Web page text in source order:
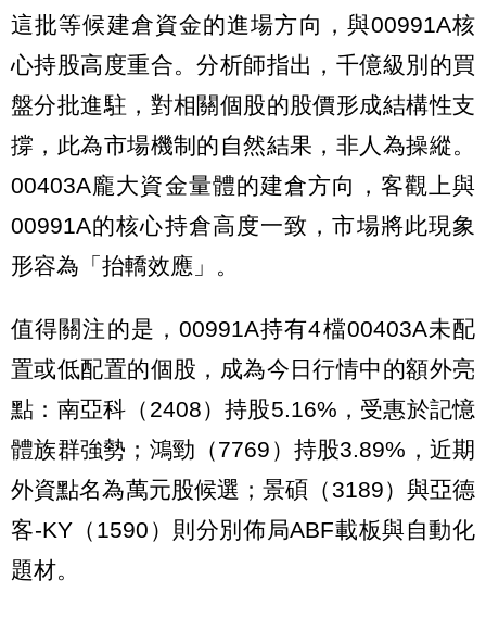
這批等候建倉資金的進場方向，與00991A核
心持股高度重合。分析師指出，千億級別的買
盤分批進駐，對相關個股的股價形成結構性支
撐，此為市場機制的自然結果，非人為操縱。
00403A龐大資金量體的建倉方向，客觀上與
00991A的核心持倉高度一致，市場將此現象
形容為「抬轎效應」。
值得關注的是，00991A持有4檔00403A未配
置或低配置的個股，成為今日行情中的額外亮
點：南亞科（2408）持股5.16%，受惠於記憶
體族群強勢；鴻勁（7769）持股3.89%，近期
外資點名為萬元股候選；景碩（3189）與亞德
客-KY（1590）則分別佈局ABF載板與自動化
題材。